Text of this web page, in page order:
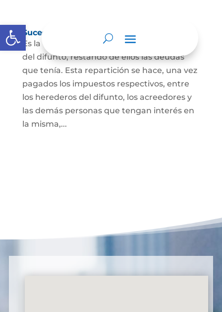
Abrir barra de herramientas
Sucesión de bienes por causa de muerte
Es la que se hace para repartir los bienes
del difunto, restando de ellos las deudas
que tenía. Esta repartición se hace, una vez
pagados los impuestos respectivos, entre
los herederos del difunto, los acreedores y
las demás personas que tengan interés en
la misma,...